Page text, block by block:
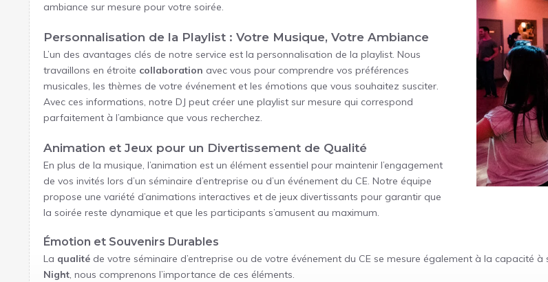
ambiance sur mesure pour votre soirée.
Personnalisation de la Playlist : Votre Musique, Votre Ambiance
L’un des avantages clés de notre service est la personnalisation de la playlist. Nous
travaillons en étroite collaboration avec vous pour comprendre vos préférences
musicales, les thèmes de votre événement et les émotions que vous souhaitez susciter.
Avec ces informations, notre DJ peut créer une playlist sur mesure qui correspond
parfaitement à l’ambiance que vous recherchez.
Animation et Jeux pour un Divertissement de Qualité
En plus de la musique, l’animation est un élément essentiel pour maintenir l’engagement
de vos invités lors d’un séminaire d’entreprise ou d’un événement du CE. Notre équipe
propose une variété d’animations interactives et de jeux divertissants pour garantir que
la soirée reste dynamique et que les participants s’amusent au maximum.
Émotion et Souvenirs Durables
La qualité de votre séminaire d’entreprise ou de votre événement du CE se mesure également à la capacité
Night, nous comprenons l’importance de ces éléments.